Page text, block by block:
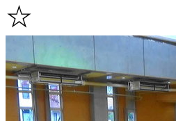
☆